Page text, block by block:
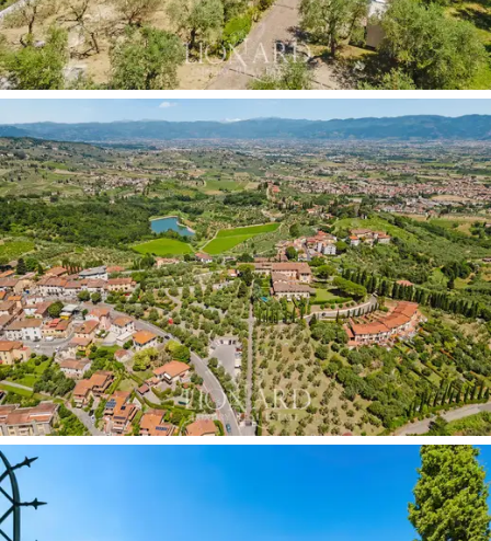
De benedenverdieping is een toonbeeld vanexclusieve
gastvrijheid,met als blikvanger een meesterlijke
keuken ontworpen doorOfficina Gullo. Dit
technologische hoogstandje is voorzien van een 180
cm brede kookplaat, een drievoudige oven en
professionele water- en koffiesystemen, te midden van
opvallende terracotta bogen en een imposant
kookeilandvan geaderd marmer. De ruimte loopt
over in een intieme eetkamer met een werkende open
haard en een charmante zithoek, die naadloos aansluit
op hetmonumentale terras van 200 m².Omgeven
door historische balustrades en beschut door
eeuwenoude bomen, biedt dit privé-uitkijkpunt een
verwarmde jacuzzi, een prieel en een gastronomische
ruimte met een houtgestookte oven. Het is de
met op
de achtergrond het groen van het park en de eindeloze